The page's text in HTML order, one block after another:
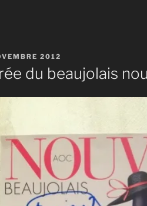
2012
du beaujolais